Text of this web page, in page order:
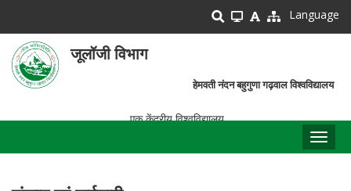
main
content
Language
जूलॉजी विभाग
हेमवती नंदन बहुगुणा गढ़वाल विश्वविद्यालय
एक केंद्रीय विश्वविद्यालय